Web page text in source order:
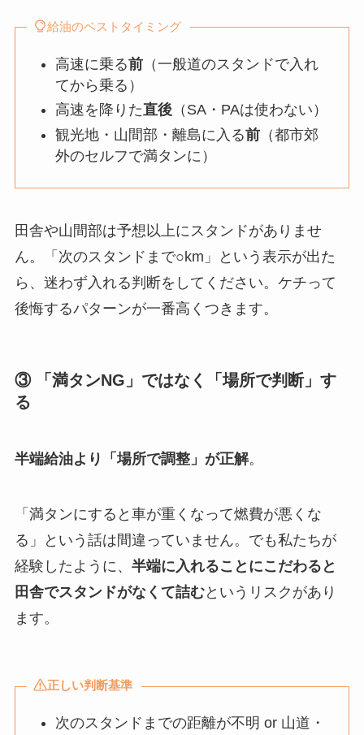
給油のベストタイミング
高速に乗る前 （一般道のスタンドで入れ
てから乗る）
高速を降りた直後 （SA・PAは使わない）
観光地・山間部・離島に入る前 （都市郊
外のセルフで満タンに）
田舎や山間部は予想以上にスタンドがありませ
ん。「次のスタンドまで○km」という表示が出た
ら、迷わず入れる判断をしてください。ケチって
後悔するパターンが一番高くつきます。
③ 「満タンNG」ではなく「場所で判断」す
る
半端給油より「場所で調整」が正解。
「満タンにすると車が重くなって燃費が悪くな
る」という話は間違っていません。でも私たちが
経験したように、 半端に入れることにこだわると
田舎でスタンドがなくて詰むというリスクがあり
ます。
正しい判断基準
次のスタンドまでの距離が不明 or 山道・